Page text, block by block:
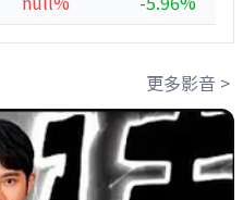
更多影音 >